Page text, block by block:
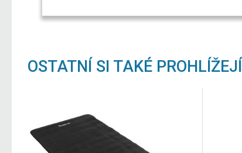
OSTATNÍ SI TAKÉ PROHLÍŽEJÍ